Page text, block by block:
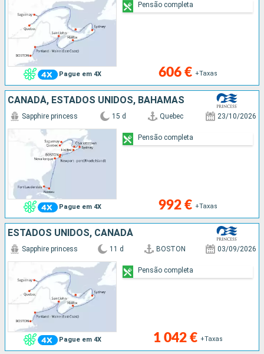
Pague em 4X 606 € +Taxas
Pensão completa
CANADÁ, ESTADOS UNIDOS, BAHAMAS
Pague em 4X
Sapphire princess 15 d Quebec 23/10/2026
992 € +Taxas
Pensão completa
ESTADOS UNIDOS, CANADÁ
Pague em 4X
Sapphire princess 11 d BOSTON 03/09/2026
1 042 € +Taxas
Pensão completa